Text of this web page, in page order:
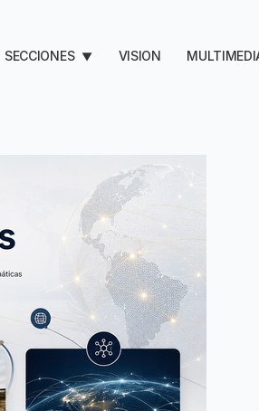
SECCIONES ▼ VISION